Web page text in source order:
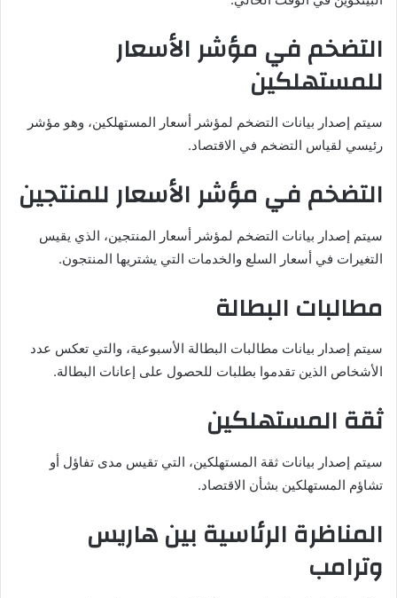
التضخم في مؤشر الأسعار
للمستهلكين
سيتم إصدار بيانات التضخم لمؤشر أسعار المستهلكين، وهو مؤشر
رئيسي لقياس التضخم في الاقتصاد.
التضخم في مؤشر الأسعار للمنتجين
سيتم إصدار بيانات التضخم لمؤشر أسعار المنتجين، الذي يقيس
التغيرات في أسعار السلع والخدمات التي يشتريها المنتجون.
مطالبات البطالة
سيتم إصدار بيانات مطالبات البطالة الأسبوعية، والتي تعكس عدد
الأشخاص الذين تقدموا بطلبات للحصول على إعانات البطالة.
ثقة المستهلكين
سيتم إصدار بيانات ثقة المستهلكين، التي تقيس مدى تفاؤل أو
تشاؤم المستهلكين بشأن الاقتصاد.
المناظرة الرئاسية بين هاريس
وترامب